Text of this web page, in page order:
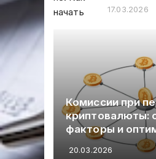
17.03.2026
Комиссии при
криптовалюты:
факторы и
20.03.2026